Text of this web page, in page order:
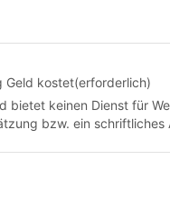
Geld kostet(erforderlich)
keinen Dienst für
bzw. ein schriftliches